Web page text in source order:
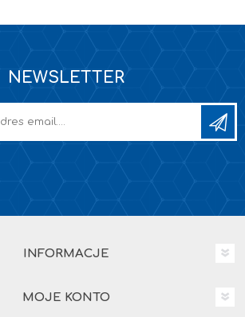
NEWSLETTER
INFORMACJE
MOJE KONTO